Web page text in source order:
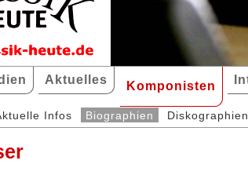
Aktuelles Komponisten
Infos Biographien Diskographien